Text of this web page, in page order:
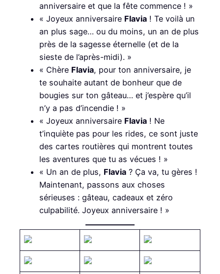
anniversaire et que la fête commence ! »
« Joyeux anniversaire Flavia ! Te voilà un
an plus sage… ou du moins, un an de plus
près de la sagesse éternelle (et de la
sieste de l’après-midi). »
« Chère Flavia, pour ton anniversaire, je
te souhaite autant de bonheur que de
bougies sur ton gâteau… et j’espère qu’il
n’y a pas d’incendie ! »
« Joyeux anniversaire Flavia ! Ne
t’inquiète pas pour les rides, ce sont juste
des cartes routières qui montrent toutes
les aventures que tu as vécues ! »
« Un an de plus, Flavia ? Ça va, tu gères !
Maintenant, passons aux choses
sérieuses : gâteau, cadeaux et zéro
culpabilité. Joyeux anniversaire ! »